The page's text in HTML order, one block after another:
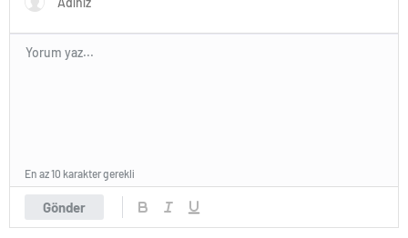
Gönder
En az 10 karakter gerekli